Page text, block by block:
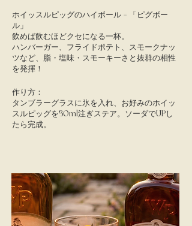
ホイッスルピッグのハイボール = 「ピグボー
ル」
飲めば飲むほどクセになる一杯。​
ハンバーガー、フライドポテト、スモークナッ
ツなど、脂・塩味・スモーキーさと抜群の相性
を発揮！
作り方：
タンブラーグラスに氷を入れ、お好みのホイッ
スルピッグを30ml注ぎステア。ソーダでUPし
たら完成。